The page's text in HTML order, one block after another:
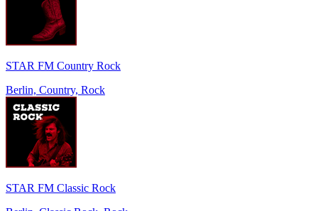
STAR FM Country Rock
Berlin, Country, Rock
STAR FM Classic Rock